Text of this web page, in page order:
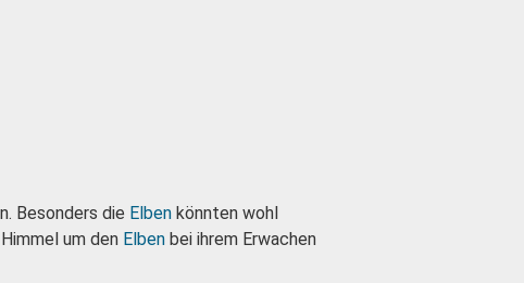
Besonders die Elben könnten wohl
um den Elben bei ihrem Erwachen